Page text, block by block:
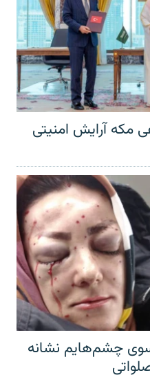
مکه آرایش امنیتی
چشم‌هایم نشانه